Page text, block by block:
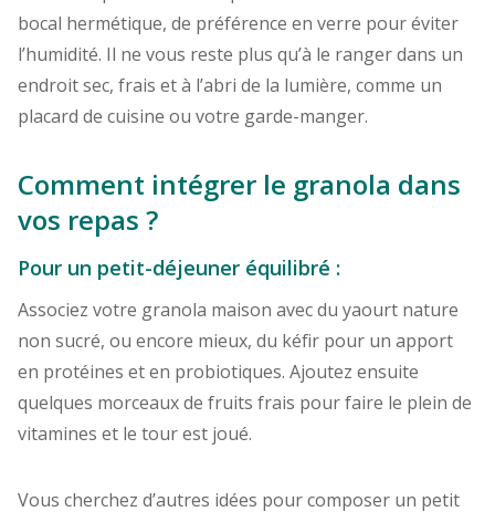
bocal hermétique, de préférence en verre pour éviter
l’humidité. Il ne vous reste plus qu’à le ranger dans un
endroit sec, frais et à l’abri de la lumière, comme un
placard de cuisine ou votre garde-manger.
Comment intégrer le granola dans
vos repas ?
Pour un petit-déjeuner équilibré :
Associez votre granola maison avec du yaourt nature
non sucré, ou encore mieux, du kéfir pour un apport
en protéines et en probiotiques. Ajoutez ensuite
quelques morceaux de fruits frais pour faire le plein de
vitamines et le tour est joué.
Vous cherchez d’autres idées pour composer un petit